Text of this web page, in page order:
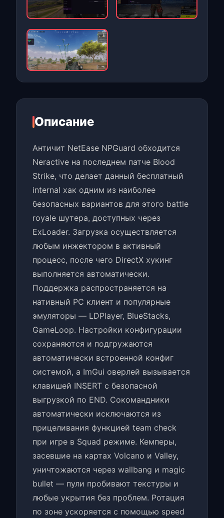
Описание
Античит NetEase NPGuard обходится
Neractive на последнем патче Blood
Strike, что делает данный бесплатный
internal хак одним из наиболее
безопасных вариантов для этого battle
royale шутера, доступных через
ExLoader. Загрузка осуществляется
любым инжектором в активный
процесс, после чего DirectX хукинг
выполняется автоматически.
Поддержка распространяется на
нативный PC клиент и популярные
эмуляторы — LDPlayer, BlueStacks,
GameLoop. Настройки конфигурации
сохраняются и подгружаются
автоматически встроенной конфиг
системой, а ImGui оверлей вызывается
клавишей INSERT с безопасной
выгрузкой по END. Сокомандники
автоматически исключаются из
прицеливания функцией team check
при игре в Squad режиме. Кемперы,
засевшие на картах Volcano и Valley,
уничтожаются через wallbang и magic
bullet — пули пробивают текстуры и
любые укрытия без проблем. Ротация
по зоне ускоряется с помощью speed